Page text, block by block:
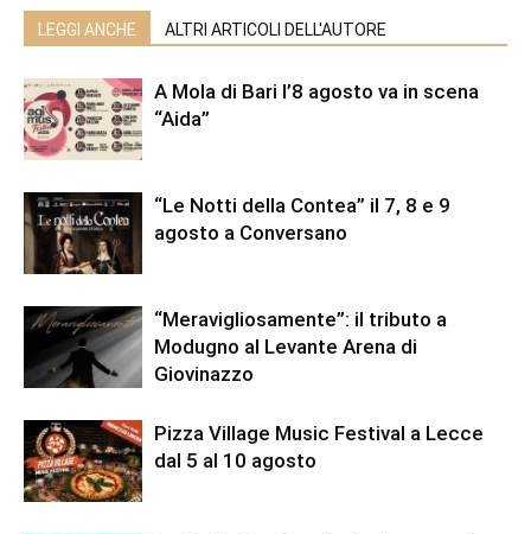
LEGGI ANCHE ALTRI ARTICOLI DELL'AUTORE
A Mola di Bari l’8 agosto va in scena
“Aida”
“Le Notti della Contea” il 7, 8 e 9
agosto a Conversano
“Meravigliosamente”: il tributo a
Modugno al Levante Arena di
Giovinazzo
Pizza Village Music Festival a Lecce
dal 5 al 10 agosto